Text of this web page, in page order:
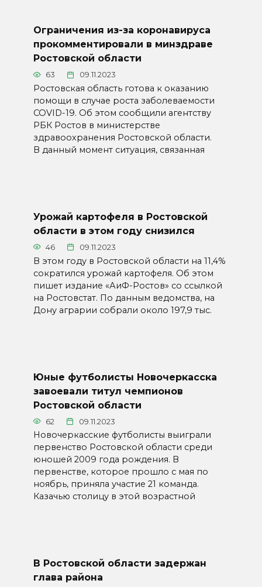
Ограничения из-за коронавируса
прокомментировали в минздраве
Ростовской области
63 09.11.2023
Ростовская область готова к оказанию
помощи в случае роста заболеваемости
COVID-19. Об этом сообщили агентству
РБК Ростов в министерстве
здравоохранения Ростовской области.
В данный момент ситуация, связанная
Урожай картофеля в Ростовской
области в этом году снизился
46 09.11.2023
В этом году в Ростовской области на 11,4%
сократился урожай картофеля. Об этом
пишет издание «АиФ-Ростов» со ссылкой
на Ростовстат. По данным ведомства, на
Дону аграрии собрали около 197,9 тыс.
Юные футболисты Новочеркасска
завоевали титул чемпионов
Ростовской области
62 09.11.2023
Новочеркасские футболисты выиграли
первенство Ростовской области среди
юношей 2009 года рождения. В
первенстве, которое прошло с мая по
ноябрь, приняла участие 21 команда.
Казачью столицу в этой возрастной
В Ростовской области задержан
глава района